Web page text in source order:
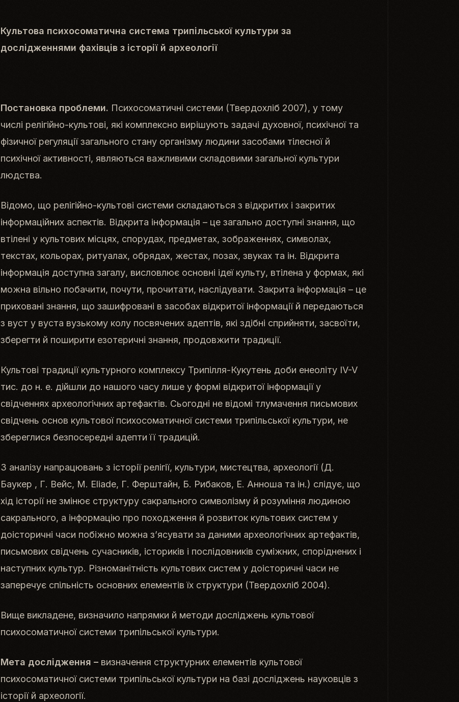
Культова психосоматична система трипільської культури за
дослідженнями фахівців з історії й археології
Постановка проблеми. Психосоматичні системи (Твердохліб 2007), у тому
числі релігійно-культові, які комплексно вирішують задачі духовної, психічної та
фізичної регуляції загального стану організму людини засобами тілесної й
психічної активності, являються важливими складовими загальної культури
людства.
Відомо, що релігійно-культові системи складаються з відкритих і закритих
інформаційних аспектів. Відкрита інформація – це загально доступні знання, що
втілені у культових місцях, спорудах, предметах, зображеннях, символах,
текстах, кольорах, ритуалах, обрядах, жестах, позах, звуках та ін. Відкрита
інформація доступна загалу, висловлює основні ідеї культу, втілена у формах, які
можна вільно побачити, почути, прочитати, наслідувати. Закрита інформація – це
приховані знання, що зашифровані в засобах відкритої інформації й передаються
з вуст у вуста вузькому колу посвячених адептів, які здібні сприйняти, засвоїти,
зберегти й поширити езотеричні знання, продовжити традиції.
Культові традиції культурного комплексу Трипілля-Кукутень доби енеоліту IV-V
тис. до н. е. дійшли до нашого часу лише у формі відкритої інформації у
свідченнях археологічних артефактів. Сьогодні не відомі тлумачення письмових
свідчень основ культової психосоматичної системи трипільської культури, не
збереглися безпосередні адепти її традицій.
З аналізу напрацювань з історії релігії, культури, мистецтва, археології (Д.
Баукер , Г. Вейс, M. Eliade, Г. Ферштайн, Б. Рибаков, Е. Анноша та ін.) слідує, що
хід історії не змінює структуру сакрального символізму й розуміння людиною
сакрального, а інформацію про походження й розвиток культових систем у
доісторичні часи побіжно можна з’ясувати за даними археологічних артефактів,
письмових свідчень сучасників, істориків і послідовників суміжних, споріднених і
наступних культур. Різноманітність культових систем у доісторичні часи не
заперечує спільність основних елементів їх структури (Твердохліб 2004).
Вище викладене, визначило напрямки й методи досліджень культової
психосоматичної системи трипільської культури.
Мета дослідження – визначення структурних елементів культової
психосоматичної системи трипільської культури на базі досліджень науковців з
історії й археології.